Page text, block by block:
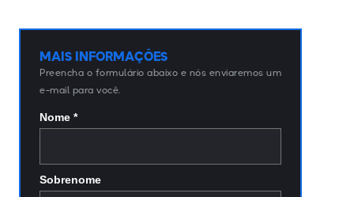
MAIS INFORMAÇÕES
Preencha o formulário abaixo e nós enviaremos um
e-mail para você.